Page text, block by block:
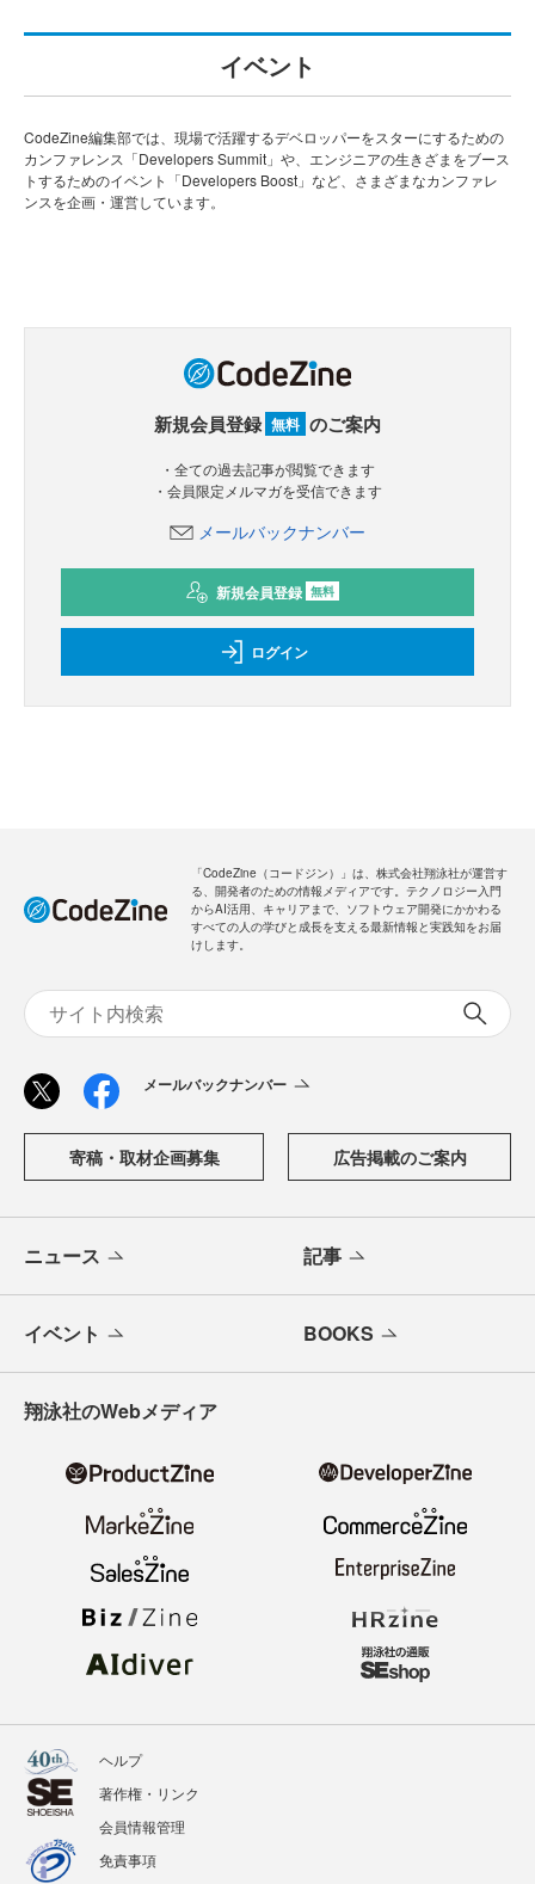
イベント
CodeZine編集部では、現場で活躍するデベロッパーをスターにするための
カンファレンス「Developers Summit」や、エンジニアの生きざまをブース
トするためのイベント「Developers Boost」など、さまざまなカンファレ
ンスを企画・運営しています。
新規会員登録 無料 のご案内
・全ての過去記事が閲覧できます
・会員限定メルマガを受信できます
メールバックナンバー
新規会員登録 無料
ログイン
「CodeZine（コードジン）」は、株式会社翔泳社が運営す
る、開発者のための情報メディアです。テクノロジー入門
からAI活用、キャリアまで、ソフトウェア開発にかかわる
すべての人の学びと成長を支える最新情報と実践知をお届
けします。
メールバックナンバー
寄稿・取材企画募集 広告掲載のご案内
ニュース 記事
イベント BOOKS
翔泳社のWebメディア
ヘルプ
著作権・リンク
会員情報管理
免責事項